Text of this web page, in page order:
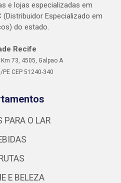
e lojas especializadas em
Especializado em
do estado.
Recife
73, 4505, Galpao A
PE CEP 51240-340
PARA O LAR
E BELEZA